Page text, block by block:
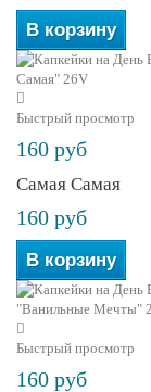
В корзину
Быстрый просмотр
160 руб
Самая Самая
160 руб
В корзину
Быстрый просмотр
160 руб